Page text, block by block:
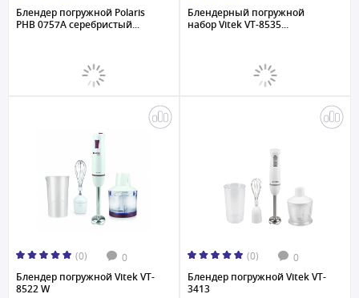
Блендер погружной Polaris
PHB 0757A серебристый...
Блендерный погружной
набор Vitek VT-8535...
(0) 0
Блендер погружной Vitek VT-
8522 W
(0) 0
Блендер погружной Vitek VT-
3413